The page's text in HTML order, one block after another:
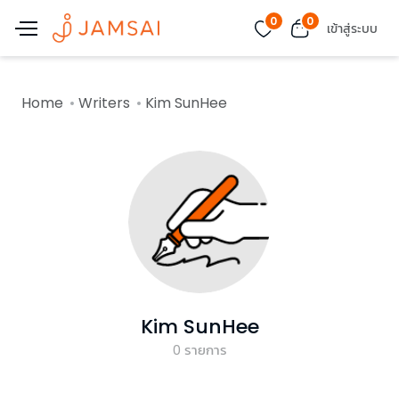
0 0 เข้าสู่ระบบ
Home Writers Kim SunHee
Kim SunHee
0 รายการ